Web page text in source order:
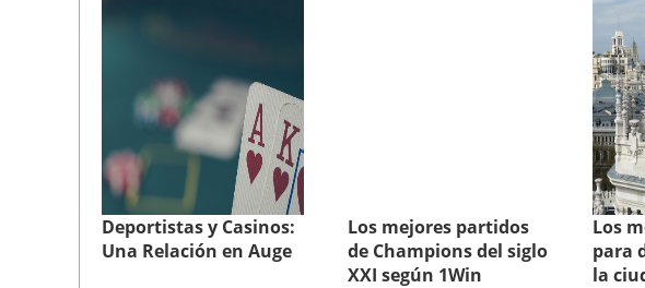
Deportistas y Casinos:
Una Relación en Auge
Los mejores partidos
de Champions del siglo
XXI según 1Win
Los
para
la